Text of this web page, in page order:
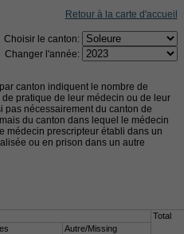
Retour à la carte d'accueil
Choisir le canton:
Changer l'année:
canton indiquent le nombre de
pratique de leur médecin ou de leur
pas nécessairement du canton de
du canton dans lequel le médecin
médecin prescripteur établi dans un
ou en prison dans un autre
Total
Autre/Missing